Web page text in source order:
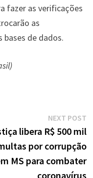
fazer as verificações
as
de dados.
NEXT POST
libera R$ 500 mil
por corrupção
MS para combater
coronavírus